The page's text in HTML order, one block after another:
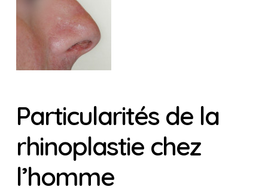
Particularités de la
rhinoplastie chez
l’homme